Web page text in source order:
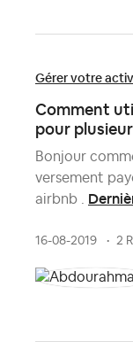
Gérer votre
Comment
pour
Bonjour
versement
airbnb .
16-08-2019 2